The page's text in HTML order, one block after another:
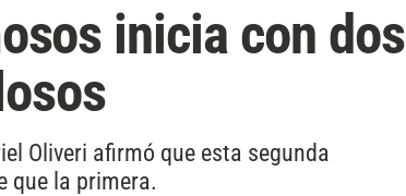
inicia con dos
Oliveri afirmó que esta segunda
que la primera.